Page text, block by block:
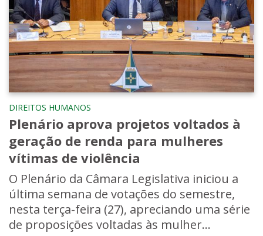
DIREITOS HUMANOS
Plenário aprova projetos voltados à
geração de renda para mulheres
vítimas de violência
O Plenário da Câmara Legislativa iniciou a
última semana de votações do semestre,
nesta terça-feira (27), apreciando uma série
de proposições voltadas às mulher...